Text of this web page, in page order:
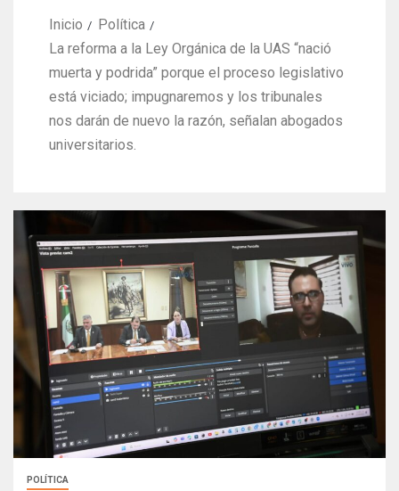
Inicio
Política
La reforma a la Ley Orgánica de la UAS “nació
muerta y podrida” porque el proceso legislativo
está viciado; impugnaremos y los tribunales
nos darán de nuevo la razón, señalan abogados
universitarios.
POLÍTICA